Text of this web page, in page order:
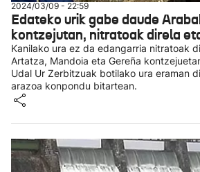
2024/03/09 - 22:59
Edateko urik gabe daude
kontzejutan, nitratoak direla
Kanilako ura ez da edangarria nitratoak
Artatza, Mandoia eta Gereña
Udal Ur Zerbitzuak botilako ura eraman
arazoa konpondu bitartean.